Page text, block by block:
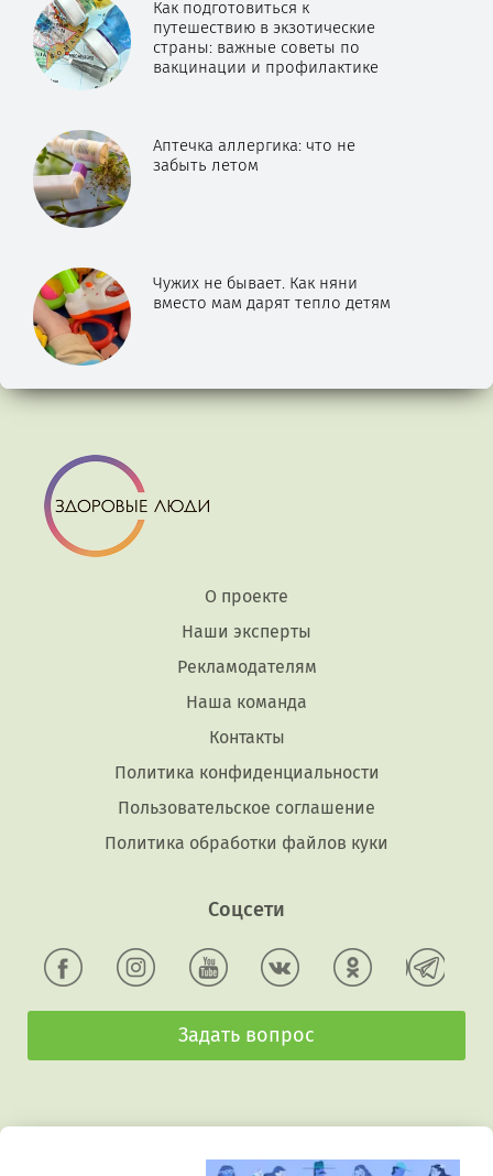
Как подготовиться к
путешествию в экзотические
страны: важные советы по
вакцинации и профилактике
Аптечка аллергика: что не
забыть летом
Чужих не бывает. Как няни
вместо мам дарят тепло детям
О проекте
Наши эксперты
Рекламодателям
Наша команда
Контакты
Политика конфиденциальности
Пользовательское соглашение
Политика обработки файлов куки
Соцсети
Задать вопрос